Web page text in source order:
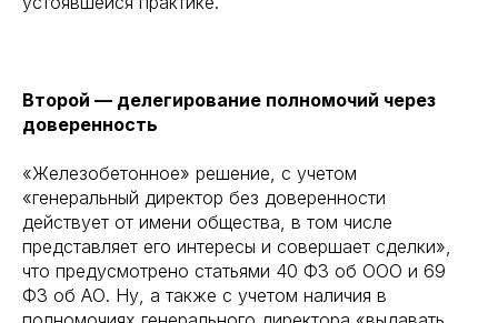
Второй — делегирование полномочий через
доверенность
«Железобетонное» решение, с учетом
«генеральный директор без доверенности
действует от имени общества, в том числе
представляет его интересы и совершает сделки»,
что предусмотрено статьями 40 ФЗ об ООО и 69
ФЗ об АО. Ну, а также с учетом наличия в